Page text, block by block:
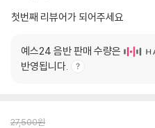
첫번째 리뷰어가 되어주세요
예스24 음반 판매 수량은
반영됩니다.
27,500원